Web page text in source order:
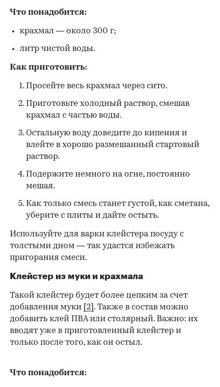
Что понадобится:
крахмал — около 300 г;
литр чистой воды.
Как приготовить:
Просейте весь крахмал через сито.
Приготовьте холодный раствор, смешав
крахмал с частью воды.
Остальную воду доведите до кипения и
влейте в хорошо размешанный стартовый
раствор.
Подержите немного на огне, постоянно
мешая.
Как только смесь станет густой, как сметана,
уберите с плиты и дайте остыть.
Используйте для варки клейстера посуду с
толстыми дном — так удастся избежать
пригорания смеси.
Клейстер из муки и крахмала
Такой клейстер будет более цепким за счет
добавления муки [2] . Также в состав можно
добавить клей ПВА или столярный. Важно: их
вводят уже в приготовленный клейстер и
только после того, как он остыл.
Что понадобится: